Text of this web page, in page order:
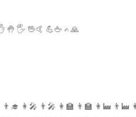
🤚 🖐 🖖🤙 💪🖕 ✍️ 🙏
👨‍🎓 👩‍🎤 👨‍🎤 👩‍🏫 👨‍🏫 👩‍🏭 👨‍🏭